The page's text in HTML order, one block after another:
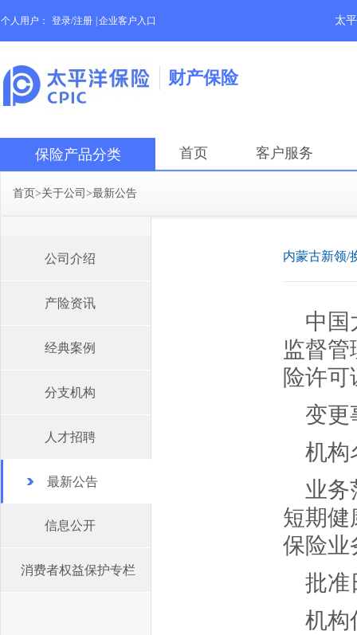
个人用户： 登录/注册 企业客户入口 太
财产保险
保险产品分类 首页 客户服务
首页>关于公司 >最新公告
公司介绍
产险资讯
经典案例
分支机构
人才招聘
最新公告
信息公开
消费者权益保护专栏
内蒙古新领/
中国
监督
险许
变更
机构
业务
短期健
保险业
批准
机构